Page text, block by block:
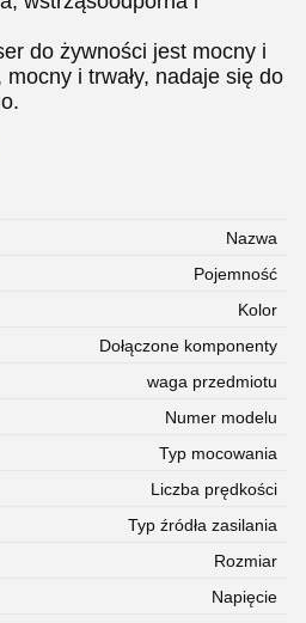
do żywności jest mocny i
mocny i trwały, nadaje się do
Nazwa
Pojemność
Kolor
Dołączone komponenty
waga przedmiotu
Numer modelu
Typ mocowania
Liczba prędkości
Typ źródła zasilania
Rozmiar
Napięcie